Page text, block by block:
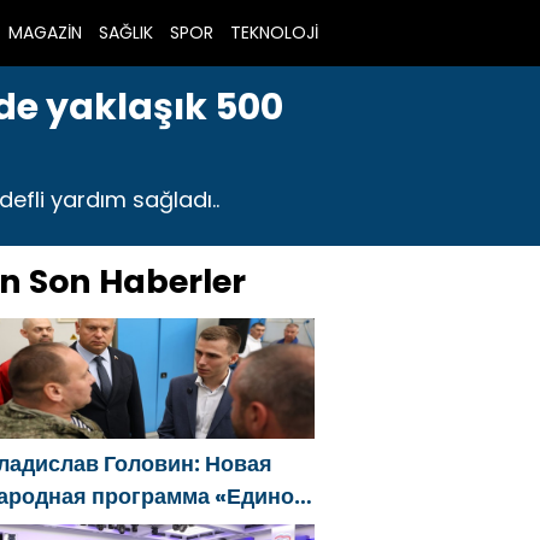
MAGAZİN SAĞLIK SPOR TEKNOLOJİ
yaklaşık 500
yardım sağladı..
Son Haberler
Головин: Новая
программа «Единой
будет ориентирована